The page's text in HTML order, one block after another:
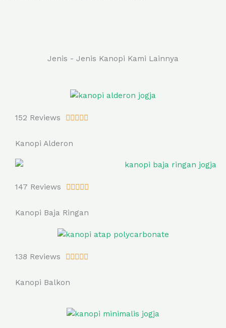
Jenis - Jenis Kanopi Kami Lainnya
152 Reviews 
o
t
f
Kanopi Alderon
147 Reviews 
d
Kanopi Baja Ringan
138 Reviews 
5
Kanopi Balkon